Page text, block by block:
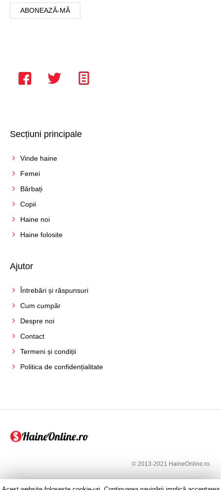
Secțiuni principale
Vinde haine
Femei
Bărbați
Copii
Haine noi
Haine folosite
Ajutor
Întrebări și răspunsuri
Cum cumpăr
Despre noi
Contact
Termeni și condiții
Politica de confidențialitate
© 2013-2021 HaineOnline.ro.